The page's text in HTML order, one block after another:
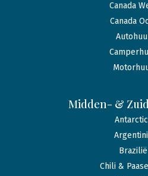
Canada
Canada
Midden- &
Brazilië
Chili &